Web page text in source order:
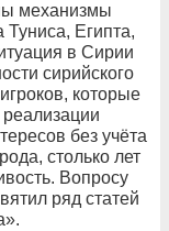
механизмы
Туниса, Египта,
в Сирии
сирийского
которые
без учёта
столько лет
Вопросу
ряд статей